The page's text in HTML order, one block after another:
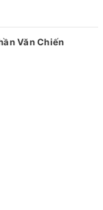
Lạnh 4 -
4 - 12°C
Văn Chiến